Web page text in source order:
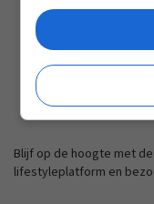
Blijf op de hoogte met
lifestyleplatform en